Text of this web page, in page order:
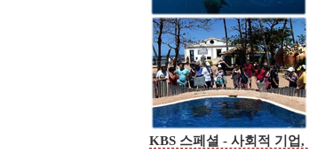
KBS 스페셜 - 사회적 기업